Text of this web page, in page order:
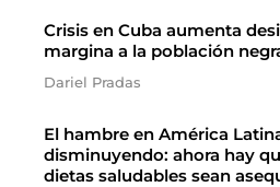
Crisis en Cuba aumenta
margina a la población
Dariel Pradas
El hambre en América
disminuyendo: ahora hay
dietas saludables sean